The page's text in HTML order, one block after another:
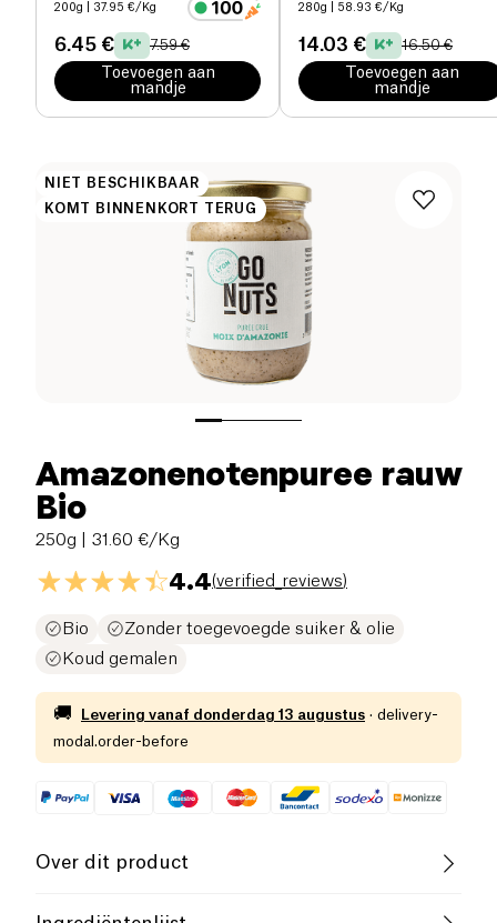
200g | 37.95 €/Kg
6.45 € 7.59 €
Toevoegen aan
mandje
280g | 58.93 €/Kg
14.03 € 16.50 €
Toevoegen aan
mandje
NIET BESCHIKBAAR
KOMT BINNENKORT TERUG
Amazonenotenpuree rauw
Bio
250g | 31.60 €/Kg
4.4(verified_reviews)
Bio
Zonder toegevoegde suiker & olie
Koud gemalen
🚚 Levering vanaf donderdag 13 augustus · delivery-
modal.order-before
Over dit product
Vegan Laag zout